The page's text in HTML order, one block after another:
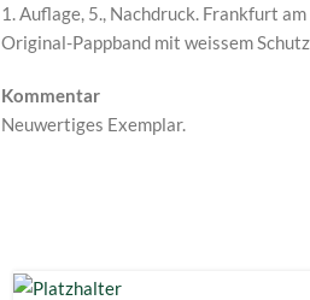
1. Auflage, 5., Nachdruck. Frankfurt
Original-Pappband mit weissem
Kommentar
Neuwertiges Exemplar.